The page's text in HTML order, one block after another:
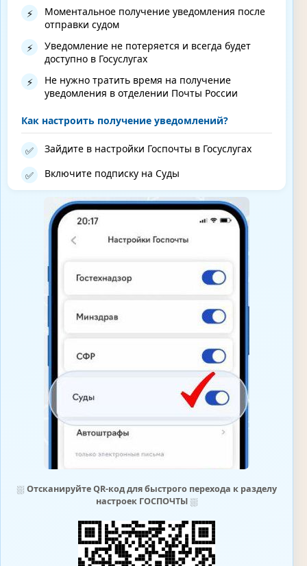
⚡
Моментальное получение уведомления после
отправки судом
⚡
Уведомление не потеряется и всегда будет
доступно в Госуслугах
⚡
Не нужно тратить время на получение
уведомления в отделении Почты России
Как настроить получение уведомлений?
✅ Зайдите в настройки Госпочты в Госуслугах
✅ Включите подписку на Суды
⛆ Отсканируйте QR-код для быстрого перехода к разделу
настроек ГОСПОЧТЫ⛆